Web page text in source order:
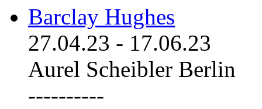
Barclay Hughes
27.04.23 - 17.06.23
Aurel Scheibler Berlin
----------